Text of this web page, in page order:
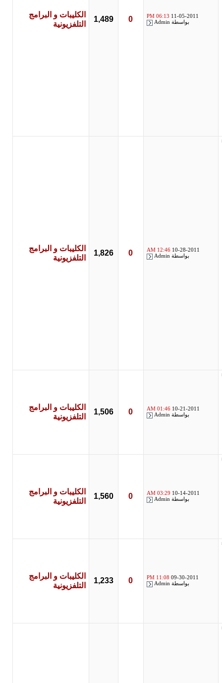
11-05-2011
06:13 PM
بواسطةAdmin
1,489
الكليبات و البرامج
التلفزيونية
10-28-2011
12:46 AM
بواسطةAdmin
1,826
الكليبات و البرامج
التلفزيونية
10-21-2011
01:46 AM
بواسطةAdmin
1,506
الكليبات و البرامج
التلفزيونية
10-14-2011
03:29 AM
بواسطةAdmin
1,560
الكليبات و البرامج
التلفزيونية
09-30-2011
11:08 PM
بواسطةAdmin
1,233
الكليبات و البرامج
التلفزيونية